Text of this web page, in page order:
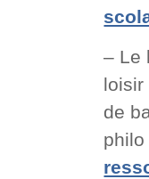
– Le
loisir
de
philo